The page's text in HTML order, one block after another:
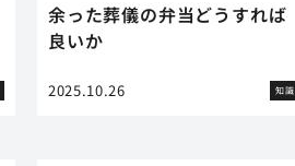
余った葬儀の弁当どうすれば
良いか
2025.10.26 知識